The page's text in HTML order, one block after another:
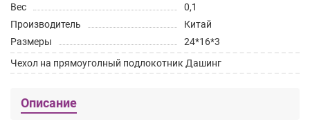
Вес
0,1
Производитель
Китай
Размеры
24*16*3
Чехол на прямоуголный подлокотник Дашинг
Описание